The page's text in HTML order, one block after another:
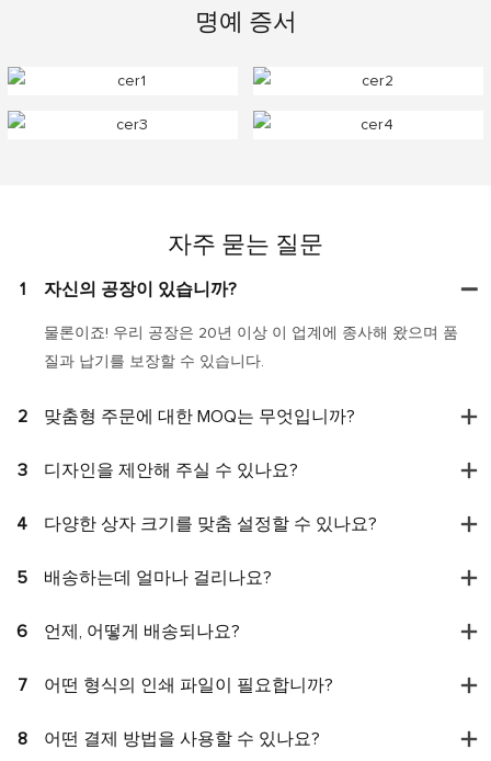
명예 증서
자주 묻는 질문
1 자신의 공장이 있습니까?
물론이죠! 우리 공장은 20년 이상 이 업계에 종사해 왔으며 품
질과 납기를 보장할 수 있습니다.
2 맞춤형 주문에 대한 MOQ는 무엇입니까?
3 디자인을 제안해 주실 수 있나요?
4 다양한 상자 크기를 맞춤 설정할 수 있나요?
5 배송하는데 얼마나 걸리나요?
6 언제, 어떻게 배송되나요?
7 어떤 형식의 인쇄 파일이 필요합니까?
8 어떤 결제 방법을 사용할 수 있나요?